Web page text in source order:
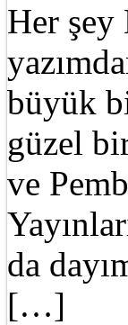
Her
büyük
güzel
ve
da
[…]